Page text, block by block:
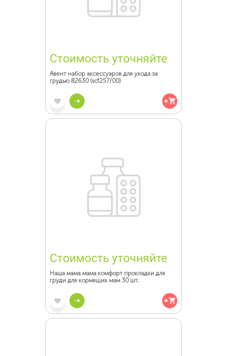
Стоимость уточняйте
Авент набор аксессуаров для ухода за
грудью 82630 (scf257/00)
Стоимость уточняйте
Наша мама мама комфорт прокладки для
груди для кормящих мам 30 шт.